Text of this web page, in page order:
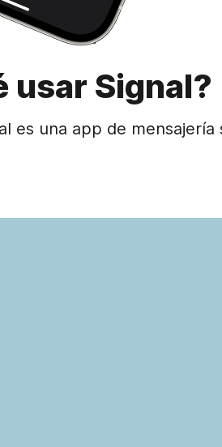
usar Signal?
es una app de